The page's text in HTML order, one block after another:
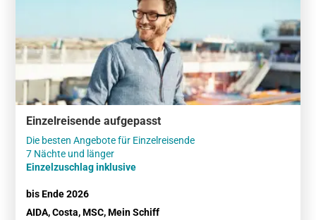
Einzelreisende aufgepasst
Die besten Angebote für Einzelreisende
Einzelzuschlag inklusive
bis Ende 2026
AIDA, Costa, MSC, Mein Schiff